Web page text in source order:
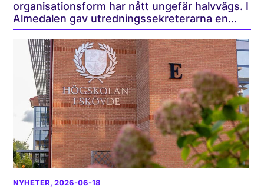
organisationsform har nått ungefär halvvägs. I
Almedalen gav utredningssekreterarna en...
NYHETER, 2026-06-18